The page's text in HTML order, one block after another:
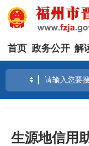
首页 政务公开 解
生源地信用